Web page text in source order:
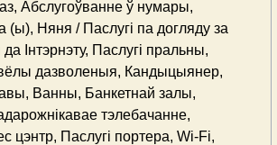
Абслугоўванне ў нумары,
(ы), Няня / Паслугі па догляду за
Інтэрнэту, Паслугі пральны,
дазволеныя, Кандыцыянер,
Ванны, Банкетнай залы,
тэлебачанне,
цэнтр, Паслугі портера, Wi-Fi,